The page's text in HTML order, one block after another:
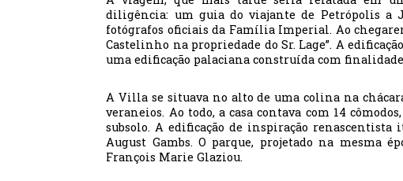
diligência: um guia do viajante de Petrópolis a
fotógrafos oficiais da Família Imperial. Ao
Castelinho na propriedade do Sr. Lage”. A
uma edificação palaciana construída com
A Villa se situava no alto de uma colina na
veraneios. Ao todo, a casa contava com 14
subsolo. A edificação de inspiração
August Gambs. O parque, projetado na mesma
François Marie Glaziou.